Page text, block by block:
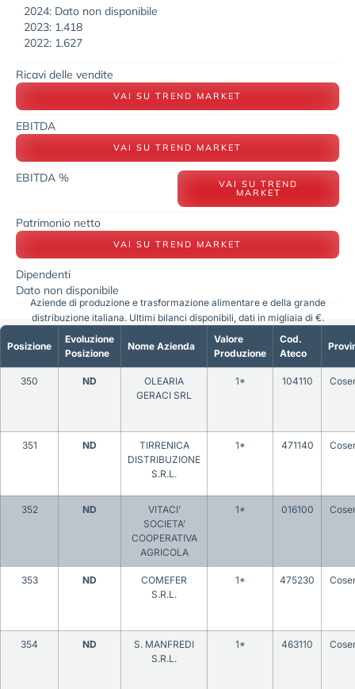
2024: Dato non disponibile
2023: 1.418
2022: 1.627
Ricavi delle vendite
VAI SU TREND MARKET
EBITDA
VAI SU TREND MARKET
EBITDA % VAI SU TREND
MARKET
Patrimonio netto
VAI SU TREND MARKET
Dipendenti
Dato non disponibile
Posizione
Evoluzione
Posizione
Nome Azienda
Valore
Produzione
Cod.
Ateco
350 ND
OLEARIA
GERACI SRL
1* 104110
351 ND
TIRRENICA
DISTRIBUZIONE
S.R.L.
1* 471140
352 ND
VITACI’
SOCIETA’
COOPERATIVA
AGRICOLA
1* 016100
353 ND
COMEFER
S.R.L.
1* 475230
354 ND
S. MANFREDI
S.R.L.
1* 463110
Aziende di produzione e trasformazione alimentare e della grande
distribuzione italiana. Ultimi bilanci disponibili, dati in migliaia di €.